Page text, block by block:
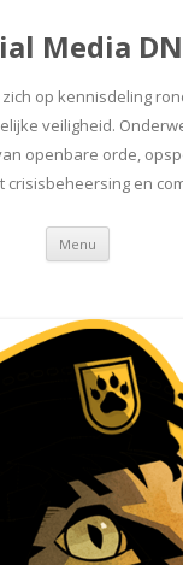
Media
op kennisdeling
veiligheid.
openbare orde,
crisisbeheersing en
Menu Spring
inhoud